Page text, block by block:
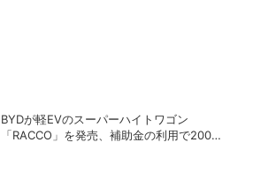
BYDが軽EVのスーパーハイトワゴン
「RACCO」を発売、補助金の利用で200万